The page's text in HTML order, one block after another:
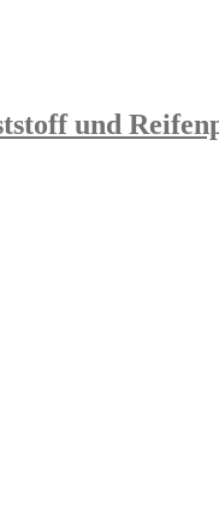
und